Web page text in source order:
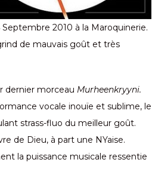
2010 à la Maroquinerie.
de mauvais goût et très
dernier morceau Murheenkryyni.
vocale inouïe et sublime, le
strass-fluo du meilleur goût.
de Dieu, à part une NYaise.
la puissance musicale ressentie